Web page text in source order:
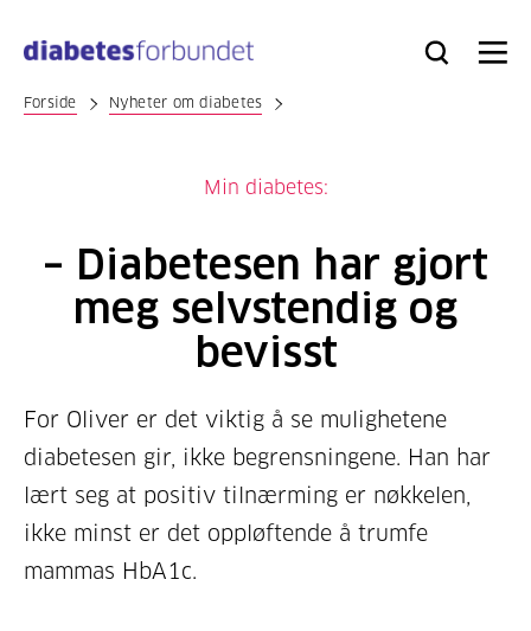
hovedinnhold
Bli
Logg
Søk Meny
Forside Nyheter om diabetes
Min diabetes:
– Diabetesen har gjort
meg selvstendig og
bevisst
For Oliver er det viktig å se mulighetene
diabetesen gir, ikke begrensningene. Han har
lært seg at positiv tilnærming er nøkkelen,
ikke minst er det oppløftende å trumfe
mammas HbA1c.